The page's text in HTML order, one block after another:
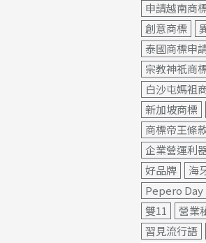
申請越南商
創意商標
泰國商標申
宗教神祇商
白沙屯媽祖
新加坡商標
商標帝王條
企業營運利
好品牌
海
Pepero Day
雙11
營業
習見流行語